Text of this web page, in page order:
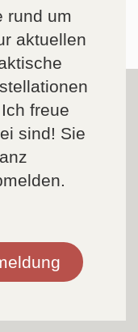
rund um
aktuellen
freue
sind! Sie